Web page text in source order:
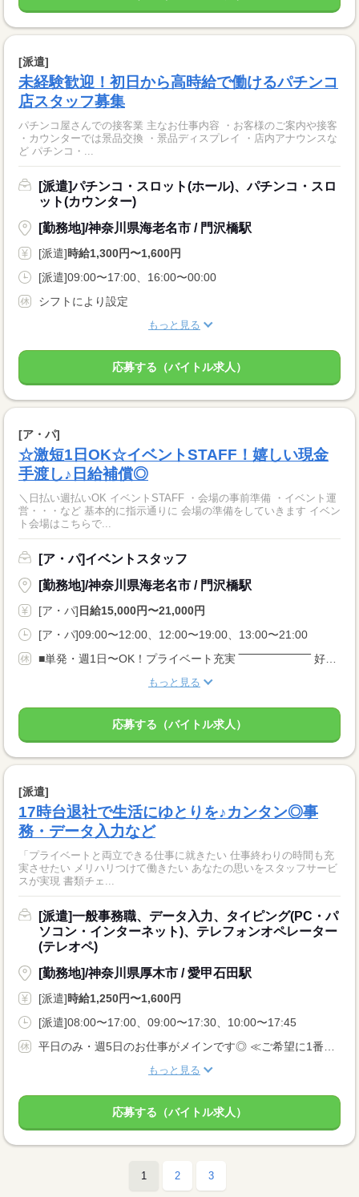
[派遣]
未経験歓迎！初日から高時給で働けるパチンコ
店スタッフ募集
パチンコ屋さんでの接客業 主なお仕事内容 ・お客様のご案内や接客
・カウンターでは景品交換 ・景品ディスプレイ ・店内アナウンスな
ど パチンコ・...
[派遣]パチンコ・スロット(ホール)、パチンコ・スロ
ット(カウンター)
[勤務地]/神奈川県海老名市 / 門沢橋駅
[派遣]時給1,300円〜1,600円
[派遣]09:00〜17:00、16:00〜00:00
シフトにより設定
もっと見る
応募する（バイトル求人）
[ア・パ]
☆激短1日OK☆イベントSTAFF！嬉しい現金
手渡し♪日給補償◎
＼日払い週払いOK イベントSTAFF ・会場の事前準備 ・イベント運
営・・・など 基本的に指示通りに 会場の準備をしていきます イベン
ト会場はこちらで...
[ア・パ]イベントスタッフ
[勤務地]/神奈川県海老名市 / 門沢橋駅
[ア・パ] 日給15,000円〜21,000円
[ア・パ]09:00〜12:00、12:00〜19:00、13:00〜21:00
■単発・週1日〜OK！プライベート充実 ‾‾‾‾‾‾‾‾‾‾‾‾‾‾‾‾‾‾ 好きなタイミングで働ける♪ スケジュール調整も楽チンです♪
もっと見る
応募する（バイトル求人）
[派遣]
17時台退社で生活にゆとりを♪カンタン◎事
務・データ入力など
「プライベートと両立できる仕事に就きたい 仕事終わりの時間も充
実させたい メリハリつけて働きたい あなたの思いをスタッフサービ
スが実現 書類チェ...
[派遣]一般事務職、データ入力、タイピング(PC・パ
ソコン・インターネット)、テレフォンオペレーター
(テレオペ)
[勤務地]/神奈川県厚木市 / 愛甲石田駅
[派遣]時給1,250円〜1,600円
[派遣]08:00〜17:00、09:00〜17:30、10:00〜17:45
平日のみ・週5日のお仕事がメインです◎ ≪ご希望に1番近いお仕事をご紹介いたします♪≫
もっと見る
応募する（バイトル求人）
1 2 3